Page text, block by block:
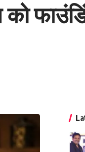
को